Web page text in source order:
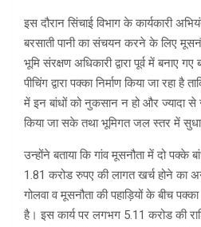
इस दौरान सिंचाई विभाग के कार्यकारी
बरसाती पानी का संचयन करने के लिए
भूमि संरक्षण अधिकारी द्वारा पूर्व में बनाए
पीचिंग द्वारा पक्का निर्माण किया जा रहा
में इन बांधों को नुकसान न हो और ज्यादा से
किया जा सके तथा भूमिगत जल स्तर में
उन्होंने बताया कि गांव मूसनौता में दो पक्के
1.81 करोड रुपए की लागत खर्च होने का
गोलवा व मूसनौता की पहाड़ियों के बीच
है। इस कार्य पर लगभग 5.11 करोड की